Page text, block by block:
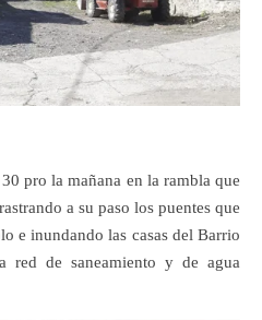
pro la mañana en la rambla que
a su paso los puentes que
e inundando las casas del Barrio
red de saneamiento y de agua